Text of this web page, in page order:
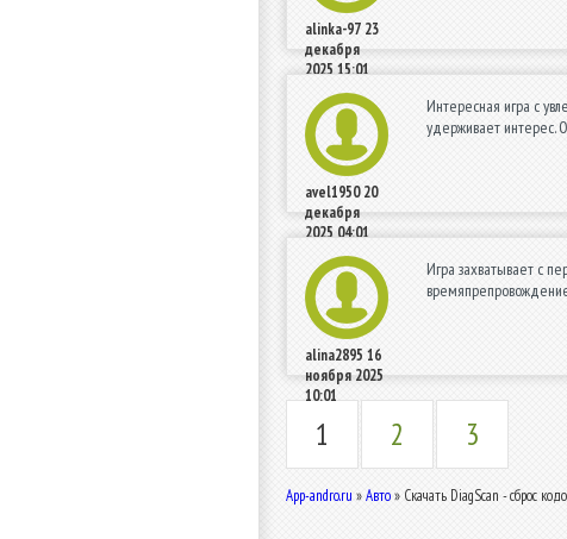
alinka-97 23
декабря
2025 15:01
avel1950 20
декабря
2025 04:01
Интересная игра с
удерживает интерес.
alina2895 16
ноября 2025
10:01
Игра захватывает с
1 2 3
App-andro.ru »Авто» Скачать DiagScan - сброс